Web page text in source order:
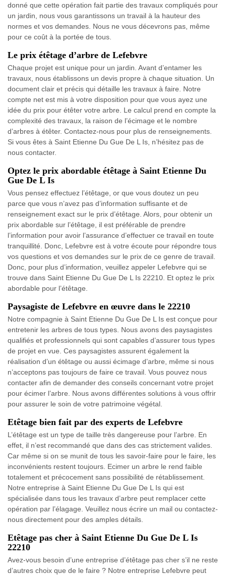
donné que cette opération fait partie des travaux compliqués pour
un jardin, nous vous garantissons un travail à la hauteur des
normes et vos demandes. Nous ne vous décevrons pas, même
pour ce coût à la portée de tous.
Le prix étêtage d’arbre de Lefebvre
Chaque projet est unique pour un jardin. Avant d’entamer les
travaux, nous établissons un devis propre à chaque situation. Un
document clair et précis qui détaille les travaux à faire. Notre
compte net est mis à votre disposition pour que vous ayez une
idée du prix pour étêter votre arbre. Le calcul prend en compte la
complexité des travaux, la raison de l’écimage et le nombre
d’arbres à étêter. Contactez-nous pour plus de renseignements.
Si vous êtes à Saint Etienne Du Gue De L Is, n’hésitez pas de
nous contacter.
Optez le prix abordable étêtage à Saint Etienne Du
Gue De L Is
Vous pensez effectuez l’étêtage, or que vous doutez un peu
parce que vous n’avez pas d’information suffisante et de
renseignement exact sur le prix d’étêtage. Alors, pour obtenir un
prix abordable sur l’étêtage, il est préférable de prendre
l’information pour avoir l’assurance d’effectuer ce travail en toute
tranquillité. Donc, Lefebvre est à votre écoute pour répondre tous
vos questions et vos demandes sur le prix de ce genre de travail.
Donc, pour plus d’information, veuillez appeler Lefebvre qui se
trouve dans Saint Etienne Du Gue De L Is 22210. Et optez le prix
abordable pour l’étêtage.
Paysagiste de Lefebvre en œuvre dans le 22210
Notre compagnie à Saint Etienne Du Gue De L Is est conçue pour
entretenir les arbres de tous types. Nous avons des paysagistes
qualifiés et professionnels qui sont capables d’assurer tous types
de projet en vue. Ces paysagistes assurent également la
réalisation d’un étêtage ou aussi écimage d’arbre, même si nous
n’acceptons pas toujours de faire ce travail. Vous pouvez nous
contacter afin de demander des conseils concernant votre projet
pour écimer l’arbre. Nous avons différentes solutions à vous offrir
pour assurer le soin de votre patrimoine végétal.
Etêtage bien fait par des experts de Lefebvre
L’étêtage est un type de taille très dangereuse pour l’arbre. En
effet, il n’est recommandé que dans des cas strictement valides.
Car même si on se munit de tous les savoir-faire pour le faire, les
inconvénients restent toujours. Ecimer un arbre le rend faible
totalement et précocement sans possibilité de rétablissement.
Notre entreprise à Saint Etienne Du Gue De L Is qui est
spécialisée dans tous les travaux d’arbre peut remplacer cette
opération par l’élagage. Veuillez nous écrire un mail ou contactez-
nous directement pour des amples détails.
Etêtage pas cher à Saint Etienne Du Gue De L Is
22210
Avez-vous besoin d’une entreprise d’étêtage pas cher s’il ne reste
d’autres choix que de le faire ? Notre entreprise Lefebvre peut